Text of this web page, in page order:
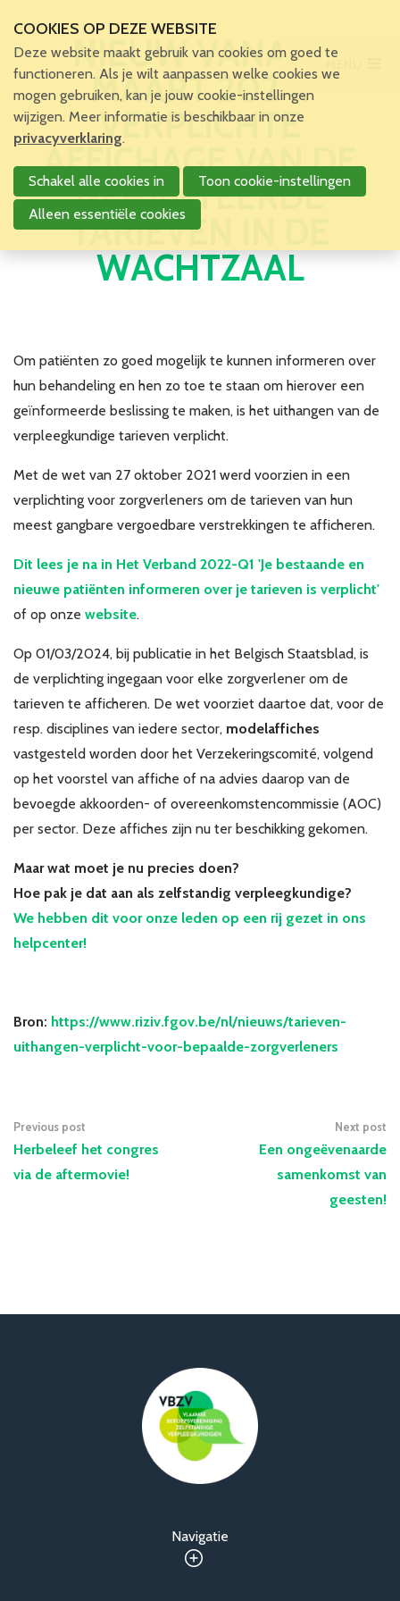
NIEUW VANAF 1
MAART 2024:
VERPLICHTE
AFFICHAGE VAN DE
GEHANTEERDE
TARIEVEN IN DE
WACHTZAAL
Om patiënten zo goed mogelijk te kunnen informeren over
hun behandeling en hen zo toe te staan om hierover een
geïnformeerde beslissing te maken, is het uithangen van de
verpleegkundige tarieven verplicht.
Met de wet van 27 oktober 2021 werd voorzien in een
verplichting voor zorgverleners om de tarieven van hun
meest gangbare vergoedbare verstrekkingen te afficheren.
Dit lees je na in Het Verband 2022-Q1 'Je bestaande en
nieuwe patiënten informeren over je tarieven is verplicht'
of op onze website.
Op 01/03/2024, bij publicatie in het Belgisch Staatsblad, is
de verplichting ingegaan voor elke zorgverlener om de
tarieven te afficheren. De wet voorziet daartoe dat, voor de
resp. disciplines van iedere sector, modelaffiches
vastgesteld worden door het Verzekeringscomité, volgend
op het voorstel van affiche of na advies daarop van de
bevoegde akkoorden- of overeenkomstencommissie (AOC)
per sector. Deze affiches zijn nu ter beschikking gekomen.
Maar wat moet je nu precies doen?
Hoe pak je dat aan als zelfstandig verpleegkundige?
We hebben dit voor onze leden op een rij gezet in ons
helpcenter!
Bron: https://www.riziv.fgov.be/nl/nieuws/tarieven-
uithangen-verplicht-voor-bepaalde-zorgverleners
Previous post
Herbeleef het congres
via de aftermovie!
Next post
Een ongeëvenaarde
samenkomst van
geesten!
Navigatie
Main Menu
Home
Voor patiënten en zorgverleners
Verpleegkundigen
VBZV Helpcenter
Nieuws
Zoekertjes
Tijdschrift
Jaarlijks Congres
Over VBZV
Lid worden
Account
COOKIES OP DEZE WEBSITE
Deze website maakt gebruik van cookies om goed te
functioneren. Als je wilt aanpassen welke cookies we
mogen gebruiken, kan je jouw cookie-instellingen
wijzigen. Meer informatie is beschikbaar in onze
privacyverklaring.
Schakel alle cookies in
Toon cookie-instellingen
Alleen essentiële cookies